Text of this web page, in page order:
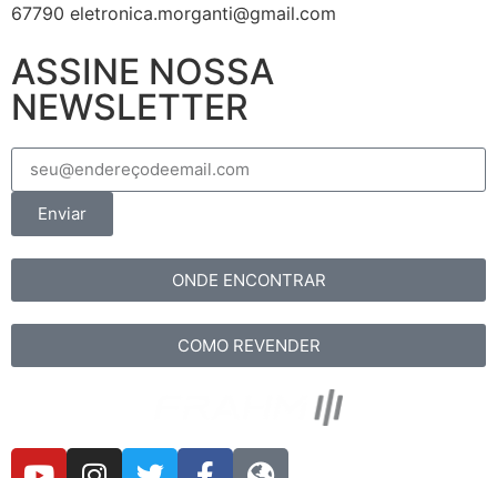
67790 eletronica.morganti@gmail.com
ASSINE NOSSA
NEWSLETTER
Enviar
ONDE ENCONTRAR
COMO REVENDER